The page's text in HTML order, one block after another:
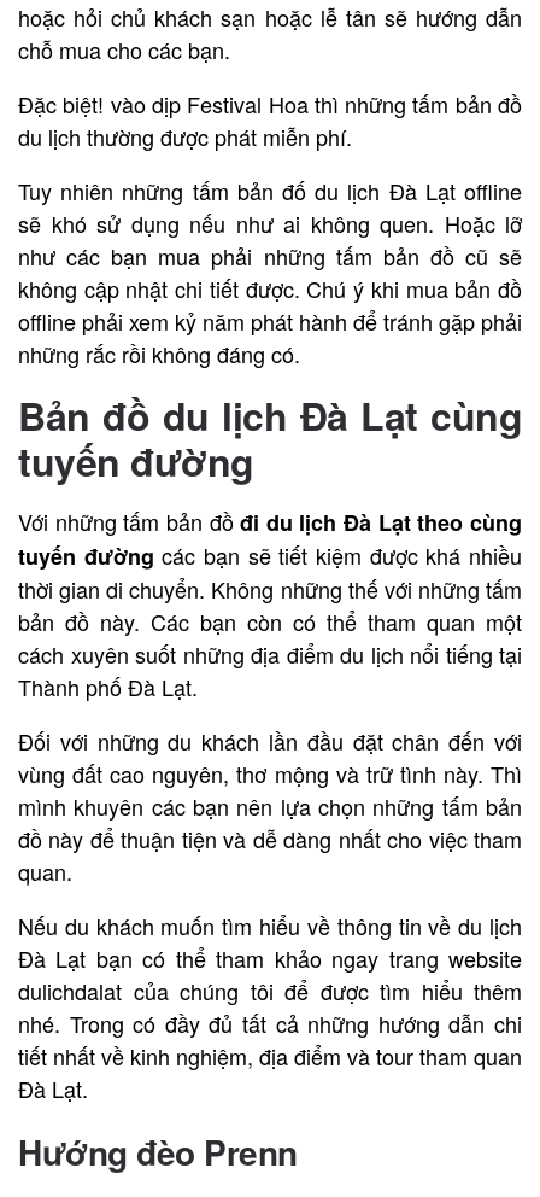
hoặc hỏi chủ khách sạn hoặc lễ tân sẽ hướng dẫn
chỗ mua cho các bạn.
Đặc biệt! vào dịp Festival Hoa thì những tấm bản đồ
du lịch thường được phát miễn phí.
Tuy nhiên những tấm bản đố du lịch Đà Lạt offline
sẽ khó sử dụng nếu như ai không quen. Hoặc lỡ
như các bạn mua phải những tấm bản đồ cũ sẽ
không cập nhật chi tiết được. Chú ý khi mua bản đồ
offline phải xem kỷ năm phát hành để tránh gặp phải
những rắc rồi không đáng có.
Bản đồ du lịch Đà Lạt cùng
tuyến đường
Với những tấm bản đồđi du lịch Đà Lạt theo cùng
tuyến đường các bạn sẽ tiết kiệm được khá nhiều
thời gian di chuyển. Không những thế với những tấm
bản đồ này. Các bạn còn có thể tham quan một
cách xuyên suốt những địa điểm du lịch nổi tiếng tại
Thành phố Đà Lạt.
Đối với những du khách lần đầu đặt chân đến với
vùng đất cao nguyên, thơ mộng và trữ tình này. Thì
mình khuyên các bạn nên lựa chọn những tấm bản
đồ này để thuận tiện và dễ dàng nhất cho việc tham
quan.
Nếu du khách muốn tìm hiểu về thông tin về du lịch
Đà Lạt bạn có thể tham khảo ngay trang website
dulichdalat của chúng tôi để được tìm hiểu thêm
nhé. Trong có đầy đủ tất cả những hướng dẫn chi
tiết nhất về kinh nghiệm, địa điểm và tour tham quan
Đà Lạt.
Hướng đèo Prenn